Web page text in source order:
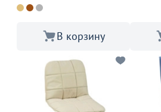
В корзину